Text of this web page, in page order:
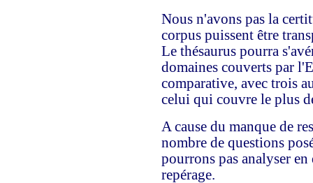
Nous n'avons pas la
corpus puissent être
Le thésaurus pourra
domaines couverts par
comparative, avec trois
celui qui couvre le plus
A cause du manque de
nombre de questions
pourrons pas analyser
repérage.